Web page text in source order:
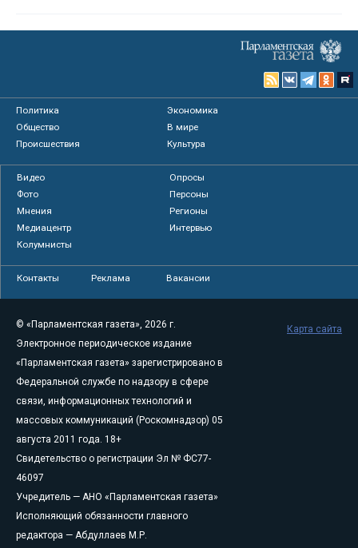
Политика
Экономика
Общество
В мире
Происшествия
Культура
Видео
Опросы
Фото
Персоны
Мнения
Регионы
Медиацентр
Интервью
Колумнисты
Контакты Реклама Вакансии
© «Парламентская газета», 2026 г.
Электронное периодическое издание
«Парламентская газета» зарегистрировано в
Федеральной службе по надзору в сфере
связи, информационных технологий и
массовых коммуникаций (Роскомнадзор) 05
августа 2011 года. 18+
Свидетельство о регистрации Эл № ФС77-
46097
Учредитель — АНО «Парламентская газета»
Исполняющий обязанности главного
редактора — Абдуллаев М.Р.
Карта сайта